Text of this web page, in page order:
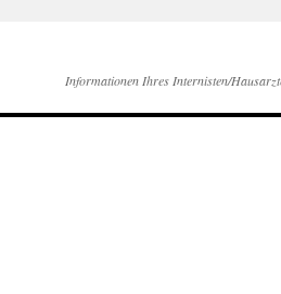
Informationen Ihres Internisten/